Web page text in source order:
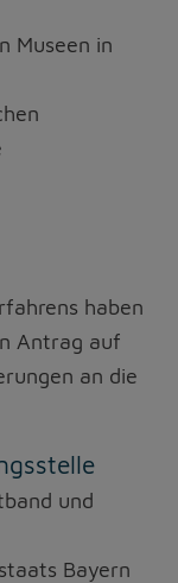
Website
Museen in
haben
Antrag auf
an die
und
Bayern